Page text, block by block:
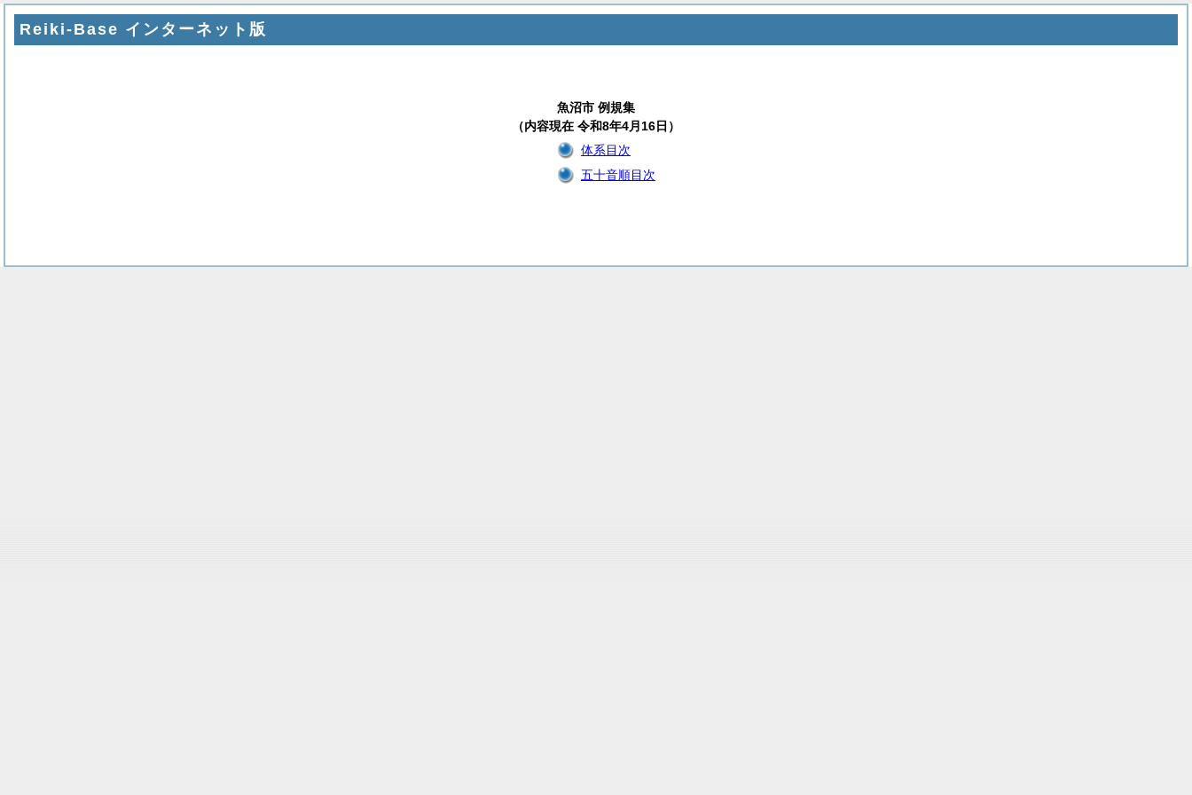
Reiki-Base インターネット版
魚沼市 例規集
（内容現在 令和8年4月16日）
体系目次
五十音順目次